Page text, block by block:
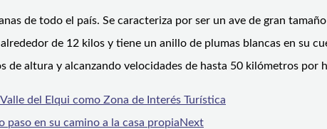
de todo el país. Se caracteriza por ser un ave de gran
de 12 kilos y tiene un anillo de plumas blancas en su
altura y alcanzando velocidades de hasta 50 kilómetros por
del Elqui como Zona de Interés Turística
paso en su camino a la casa propiaNext